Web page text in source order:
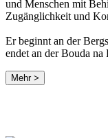
und Menschen mit
Zugänglichkeit und
Er beginnt an der
endet an der Bouda
Mehr >